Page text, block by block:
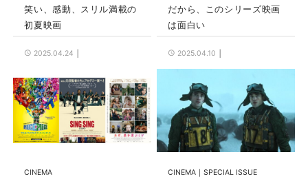
笑い、感動、スリル満載の
初夏映画
2025.04.24
だから、このシリーズ映画
は面白い
2025.04.10
CINEMA CINEMA SPECIAL ISSUE